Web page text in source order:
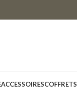
ACCESSOIRESCOFFRETS